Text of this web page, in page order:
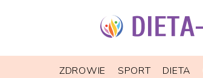
ZDROWIE SPORT DIETA